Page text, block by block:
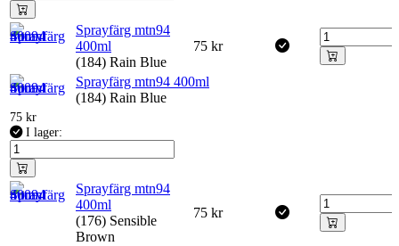
Sprayfärg mtn94
400ml
(184) Rain Blue
75 kr
Sprayfärg mtn94 400ml
(184) Rain Blue
75 kr
I lager:
Sprayfärg mtn94
400ml
(176) Sensible
Brown
75 kr